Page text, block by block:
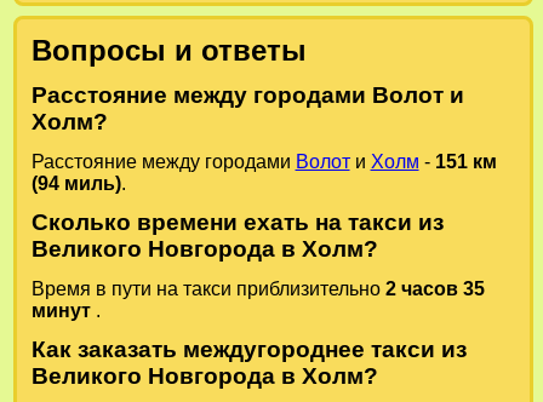
Вопросы и ответы
Расстояние между городами Волот и
Холм?
Расстояние между городами Волоти Холм - 151 км
(94 миль).
Сколько времени ехать на такси из
Великого Новгорода в Холм?
Время в пути на такси приблизительно 2 часов 35
минут .
Как заказать междугороднее такси из
Великого Новгорода в Холм?